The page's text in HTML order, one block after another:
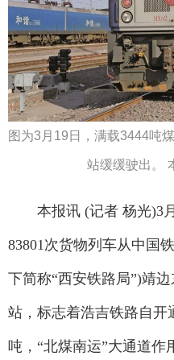
图为3月19日，满载3444吨
站缓缓驶出。
本报讯 (记者 杨光)3月
83801次货物列车从中国
下简称“西安铁路局”)靖
站，标志着浩吉铁路自开
吨，“北煤南运”大通道作